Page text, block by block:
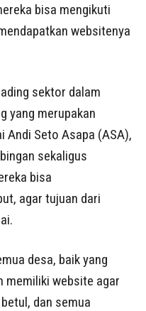
bisa mengikuti
websitenya
sektor dalam
yang merupakan
Andi Seto Asapa (ASA),
sekaligus
bisa
agar tujuan dari
desa, baik yang
memiliki website agar
dan semua